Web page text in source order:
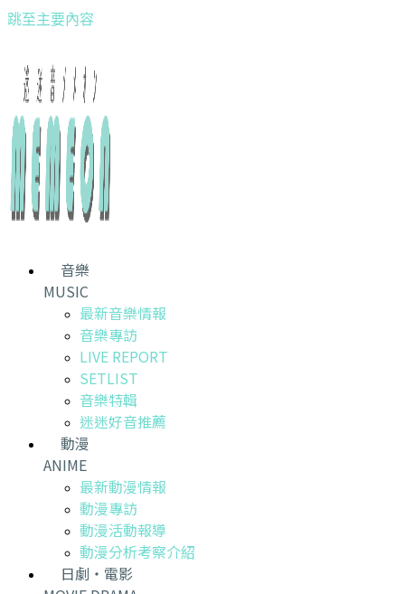
跳至主要內容
音樂
MUSIC
最新音樂情報
音樂專訪
LIVE REPORT
SETLIST
音樂特輯
迷迷好音推薦
動漫
ANIME
最新動漫情報
動漫專訪
動漫活動報導
動漫分析考察介紹
日劇・電影